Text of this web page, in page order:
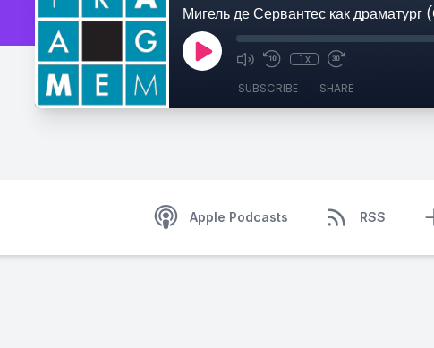
Мигель де Сервантес как драматург
1x
SUBSCRIBE SHARE
Apple Podcasts RSS